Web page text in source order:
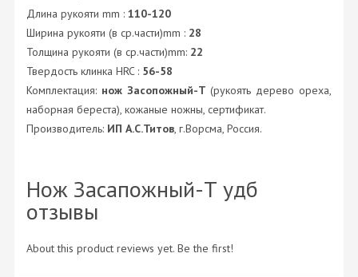
Длина рукояти mm : 110-120
Ширина рукояти (в ср.части)mm : 28
Толщина рукояти (в ср.части)mm: 22
Твердость клинка HRC : 56-58
Комплектация: нож Засопожный-Т (рукоять дерево ореха,
наборная береста), кожаные ножны, сертификат.
Производитель: ИП А.С.Титов, г.Ворсма, Россия.
Нож Засапожный-Т удб
отзывы
About this product reviews yet. Be the first!